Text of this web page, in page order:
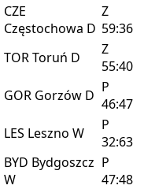
CZE
Częstochowa D
Z
59:36
TORToruń D
Z
55:40
GOR Gorzów D P
46:47
LES Leszno W
P
32:63
BYD Bydgoszcz
W
P
47:48